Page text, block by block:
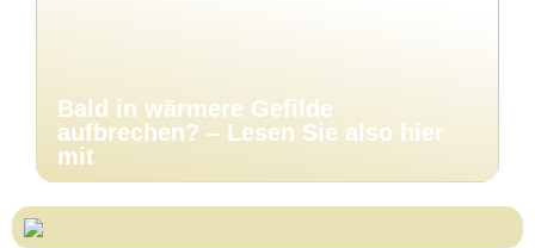
Bald in wärmere Gefilde
aufbrechen? – Lesen Sie also hier
mit